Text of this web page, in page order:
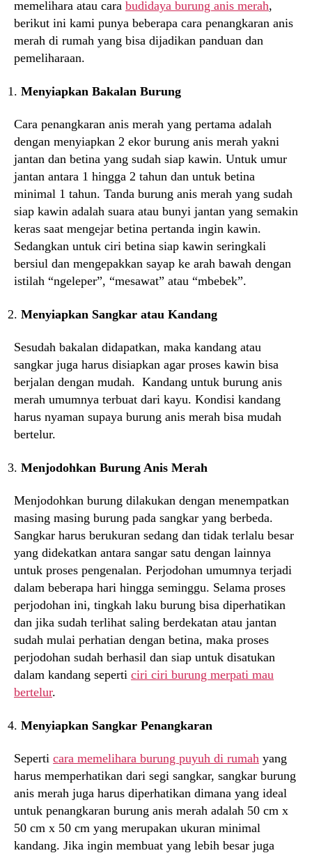
memelihara atau cara budidaya burung anis merah,
berikut ini kami punya beberapa cara penangkaran anis
merah di rumah yang bisa dijadikan panduan dan
pemeliharaan.
Menyiapkan Bakalan Burung
Cara penangkaran anis merah yang pertama adalah
dengan menyiapkan 2 ekor burung anis merah yakni
jantan dan betina yang sudah siap kawin. Untuk umur
jantan antara 1 hingga 2 tahun dan untuk betina
minimal 1 tahun. Tanda burung anis merah yang sudah
siap kawin adalah suara atau bunyi jantan yang semakin
keras saat mengejar betina pertanda ingin kawin.
Sedangkan untuk ciri betina siap kawin seringkali
bersiul dan mengepakkan sayap ke arah bawah dengan
istilah “ngeleper”, “mesawat” atau “mbebek”.
Menyiapkan Sangkar atau Kandang
Sesudah bakalan didapatkan, maka kandang atau
sangkar juga harus disiapkan agar proses kawin bisa
berjalan dengan mudah. Kandang untuk burung anis
merah umumnya terbuat dari kayu. Kondisi kandang
harus nyaman supaya burung anis merah bisa mudah
bertelur.
Menjodohkan Burung Anis Merah
Menjodohkan burung dilakukan dengan menempatkan
masing masing burung pada sangkar yang berbeda.
Sangkar harus berukuran sedang dan tidak terlalu besar
yang didekatkan antara sangar satu dengan lainnya
untuk proses pengenalan. Perjodohan umumnya terjadi
dalam beberapa hari hingga seminggu. Selama proses
perjodohan ini, tingkah laku burung bisa diperhatikan
dan jika sudah terlihat saling berdekatan atau jantan
sudah mulai perhatian dengan betina, maka proses
perjodohan sudah berhasil dan siap untuk disatukan
dalam kandang seperti ciri ciri burung merpati mau
bertelur.
Menyiapkan Sangkar Penangkaran
Seperti cara memelihara burung puyuh di rumah yang
harus memperhatikan dari segi sangkar, sangkar burung
anis merah juga harus diperhatikan dimana yang ideal
untuk penangkaran burung anis merah adalah 50 cm x
50 cm x 50 cm yang merupakan ukuran minimal
kandang. Jika ingin membuat yang lebih besar juga